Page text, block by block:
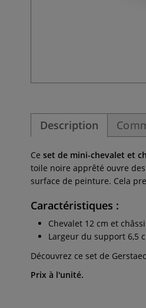
Description
Ce set de mini-chevalet et
toile noire apprêté ouvre
surface de peinture. Cela
Caractéristiques :
Chevalet 12 cm et
Largeur du support 6,5
Découvrez ce set de
Prix à l'unité.